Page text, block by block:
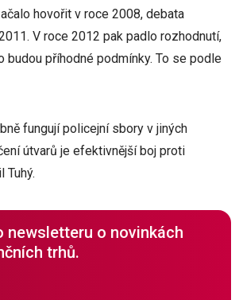
hovořit v roce 2008, debata
V roce 2012 pak padlo rozhodnutí,
budou příhodné podmínky. To se podle
fungují policejní sbory v jiných
útvarů je efektivnější boj proti
Tuhý.
newsletteru o novinkách
trhů.